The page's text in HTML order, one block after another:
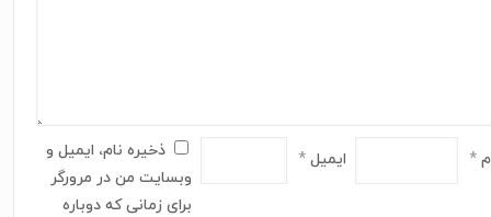
* ایمیل*
ذخیره نام، ایمیل و
وبسایت من در مرورگر
برای زمانی که دوباره